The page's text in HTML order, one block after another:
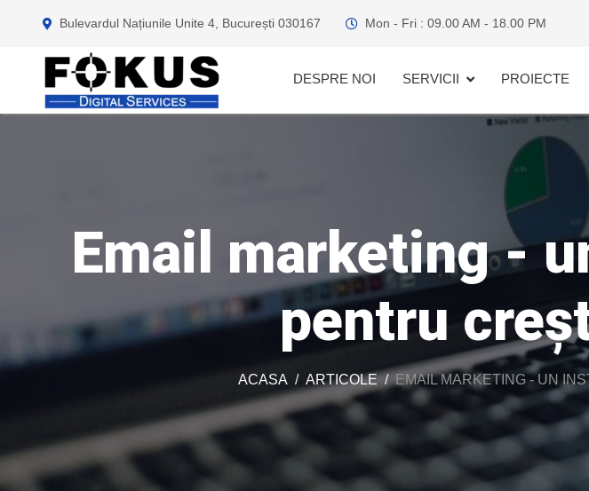
Bulevardul Națiunile Unite 4, București 030167 Mon - Fri : 09.00 AM - 18.00 PM
DESPRE NOI SERVICII PROIECTE
Email marketing -
pentru
ACASA ARTICOLE EMAIL MARKETING - UN